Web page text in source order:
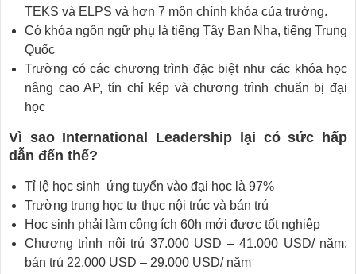
TEKS và ELPS và hơn 7 môn chính khóa của trường.
Có khóa ngôn ngữ phụ là tiếng Tây Ban Nha, tiếng Trung
Quốc
Trường có các chương trình đặc biệt như các khóa học
nâng cao AP, tín chỉ kép và chương trình chuẩn bị đại
học
Vì sao International Leadership lại có sức hấp
dẫn đến thế?
Tỉ lệ học sinh ứng tuyển vào đại học là 97%
Trường trung học tư thục nội trúc và bán trú
Học sinh phải làm công ích 60h mới được tốt nghiệp
Chương trình nội trú 37.000 USD – 41.000 USD/ năm;
bán trú 22.000 USD – 29.000 USD/ năm